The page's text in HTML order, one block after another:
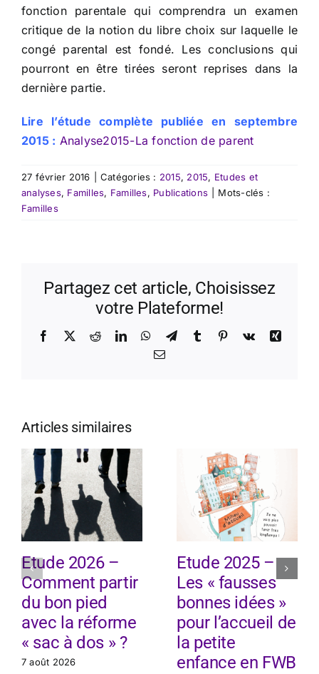
fonction parentale qui comprendra un examen
critique de la notion du libre choix sur laquelle le
congé parental est fondé. Les conclusions qui
pourront en être tirées seront reprises dans la
dernière partie.
Lire l’étude complète publiée en septembre
2015 : Analyse2015-La fonction de parent
27 février 2016 Catégories : 2015, 2015, Etudes et
analyses, Familles, Familles, Publications
Mots-clés :
Familles
Partagez cet article, Choisissez
votre Plateforme!
Facebook
X RedditLinkedInWhatsApp
TelegramTumblr Pinterest
Vk
Xing
Email
Articles similaires
Etude 2026 –
Comment partir
du bon pied
avec la réforme
« sac à dos » ?
7 août 2026
Etude 2025 –
Les « fausses
bonnes idées »
pour l’accueil de
la petite
enfance en FWB